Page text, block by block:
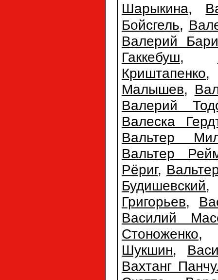
Шарыкина,
Бойсгель,
Валерий
Гаккебуш,
Криштапенко
Малышев,
Валерий
Валеска
Вальтер
Вальтер
Рёриг,
Будишевский
Григорьев,
Василий
Стоноженко
Шукшин,
Вахтанг